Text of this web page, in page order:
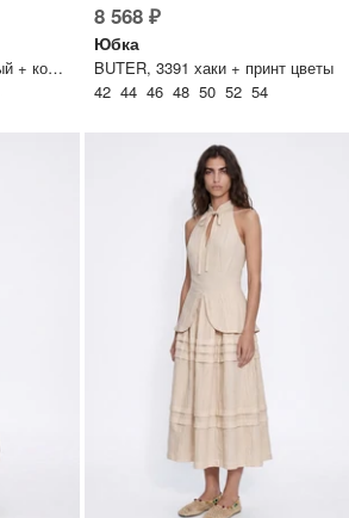
BUTER, 3391 лавандовый + коричневый принт
8 568 ₽
Юбка
BUTER, 3391 хаки + принт цветы
42 44 46 48 50 52 54